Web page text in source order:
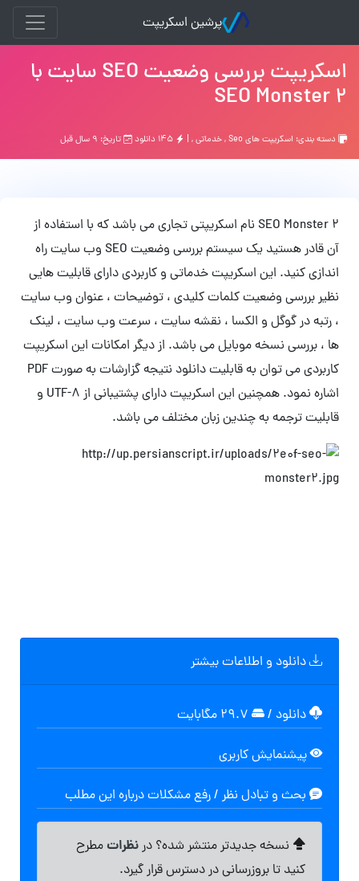
پرشین اسکریپت
اسکریپت بررسی وضعیت SEO سایت با
SEO Monster 2
دسته بندی: اسکریپت های Seo ,خدماتی, | تاریخ: ۹ سال قبل
SEO Monster 2 نام اسکریپتی تجاری می باشد که با استفاده از
آن قادر هستید یک سیستم بررسی وضعیت SEO وب سایت راه
اندازی کنید. این اسکریپت خدماتی و کاربردی دارای قابلیت هایی
نظیر بررسی وضعیت کلمات کلیدی ، توضیحات ، عنوان وب سایت
، رتبه در گوگل و الکسا ، نقشه سایت ، سرعت وب سایت ، لینک
ها ، بررسی نسخه موبایل می باشد. از دیگر امکانات این اسکریپت
کاربردی می توان به قابلیت دانلود نتیجه گزارشات به صورت PDF
اشاره نمود. همچنین این اسکریپت دارای پشتیبانی از UTF-8 و
قابلیت ترجمه به چندین زبان مختلف می باشد.
دانلود و اطلاعات بیشتر
دانلود /
پیشنمایش کاربری
بحث و تبادل نظر / رفع مشکلات درباره این مطلب
نسخه جدیدتر منتشر شده؟ درنظراتمطرح
کنید تا بروزرسانی در دسترس قرار گیرد.